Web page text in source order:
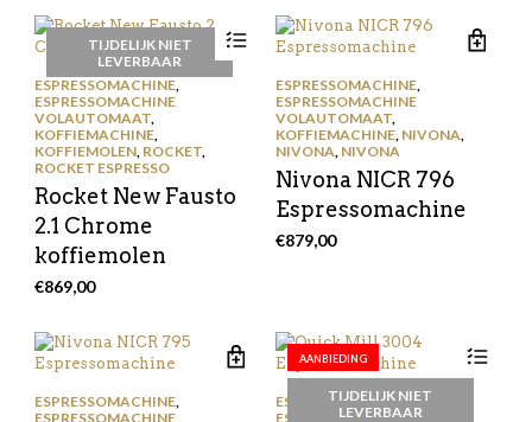
TIJDELIJK NIET
LEVERBAAR
ESPRESSOMACHINE,
ESPRESSOMACHINE
VOLAUTOMAAT,
KOFFIEMACHINE,
KOFFIEMOLEN, ROCKET,
ROCKET ESPRESSO
Rocket New Fausto
2.1 Chrome
koffiemolen
€869,00
ESPRESSOMACHINE,
ESPRESSOMACHINE
VOLAUTOMAAT,
KOFFIEMACHINE, NIVONA
NIVONA NIVONA
Nivona NICR 796
Espressomachine
€879,00
ESPRESSOMACHINE,
ESPRESSOMACHINE
AANBIEDING
TIJDELIJK NIET
LEVERBAAR
ESPRESSOMACHINE,
ESPRESSOMACHINE